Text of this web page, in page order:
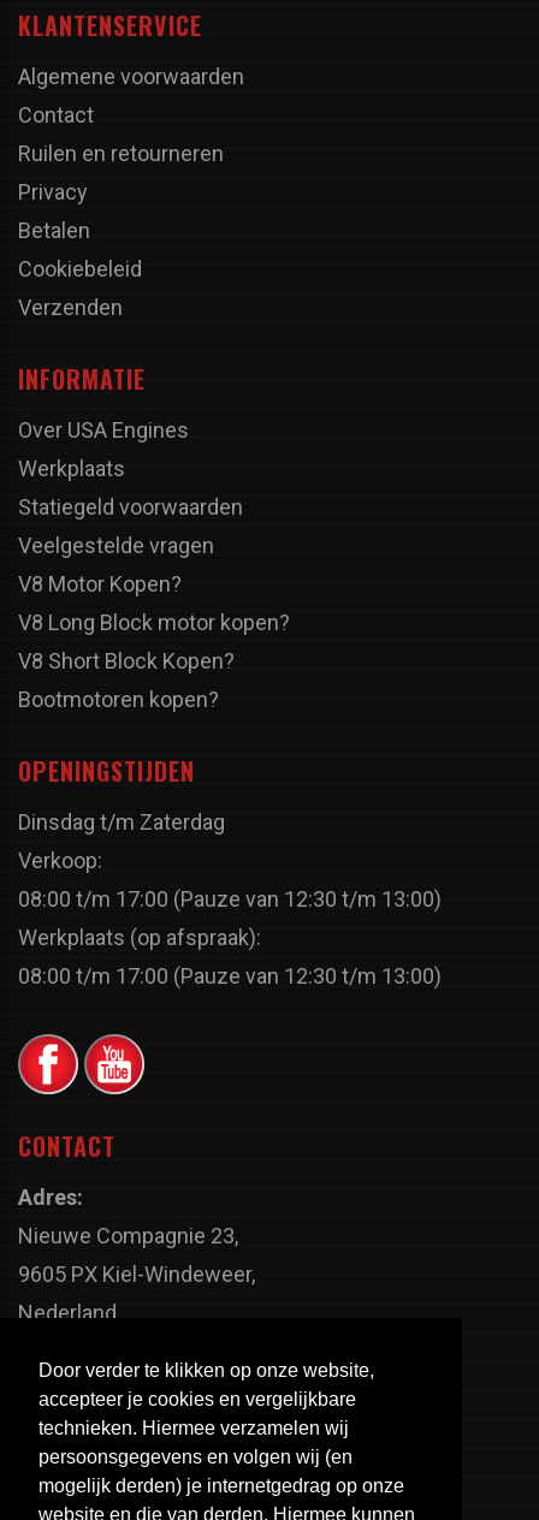
Door verder te klikken op onze website,
accepteer je cookies en vergelijkbare
technieken. Hiermee verzamelen wij
persoonsgegevens en volgen wij (en
mogelijk derden) je internetgedrag op onze
website en die van derden. Hiermee kunnen
KLANTENSERVICE
Algemene voorwaarden
Contact
Ruilen en retourneren
Privacy
Betalen
Cookiebeleid
Verzenden
INFORMATIE
Over USA Engines
Werkplaats
Statiegeld voorwaarden
Veelgestelde vragen
V8 Motor Kopen?
V8 Long Block motor kopen?
V8 Short Block Kopen?
Bootmotoren kopen?
OPENINGSTIJDEN
Dinsdag t/m Zaterdag
Verkoop:
08:00 t/m 17:00 (Pauze van 12:30 t/m 13:00)
Werkplaats (op afspraak):
08:00 t/m 17:00 (Pauze van 12:30 t/m 13:00)
CONTACT
Adres:
Nieuwe Compagnie 23,
9605 PX Kiel-Windeweer,
Nederland
+31 598 - 320 402
Telefoonnummer:
+31 598 - 350 330
Email: